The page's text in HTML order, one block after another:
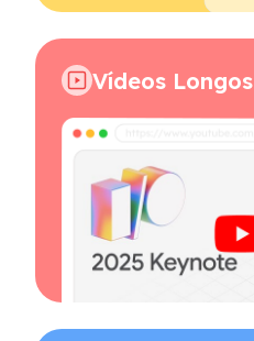
Vídeos Longos